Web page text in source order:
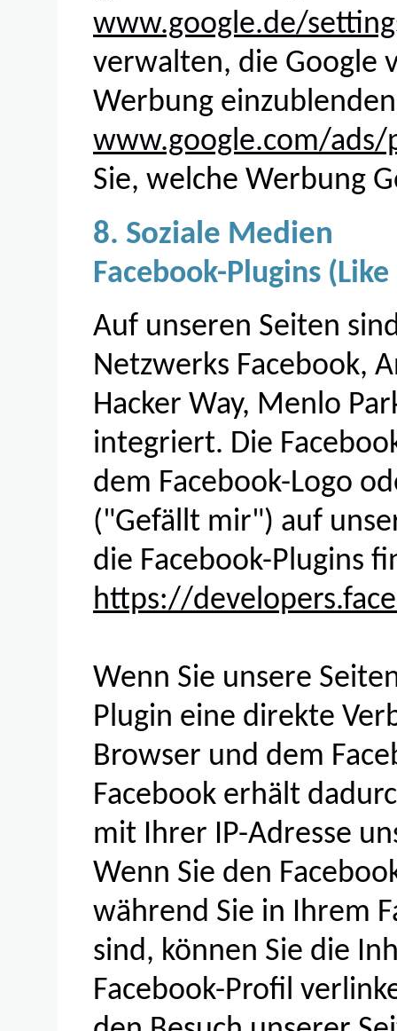
www.google.de/
verwalten, die Google
Werbung
www.google.com/
Sie, welche Werbung
8. Soziale Medien
Facebook-Plugins
Auf unseren Seiten
Netzwerks Facebook,
Hacker Way, Menlo
integriert. Die
dem Facebook-Logo
("Gefällt mir") auf
die Facebook-Plugins
https://
Wenn Sie unsere
Plugin eine direkte
Browser und dem
Facebook erhält
mit Ihrer IP-Adresse
Wenn Sie den
während Sie in Ihrem
sind, können Sie die
Facebook-Profil